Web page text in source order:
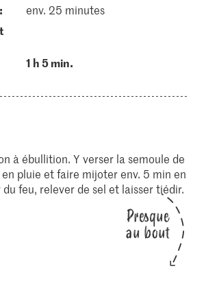
env. 25 minutes
1 h 5 min.
à ébullition. Y verser la semoule de
pluie et faire mijoter env. 5 min en
feu, relever de sel et laisser tiédir.
Presque
au bout